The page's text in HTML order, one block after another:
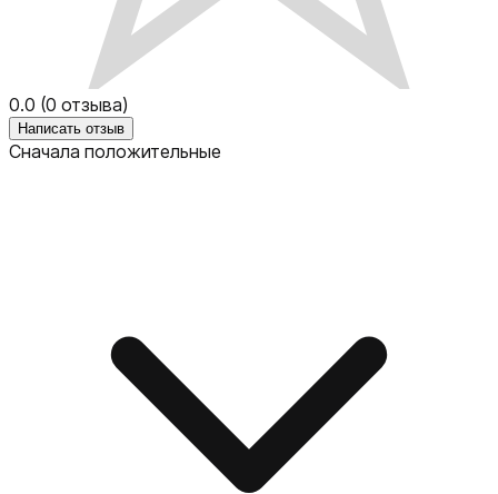
0.0 (0 отзыва)
Написать отзыв
Сначала положительные